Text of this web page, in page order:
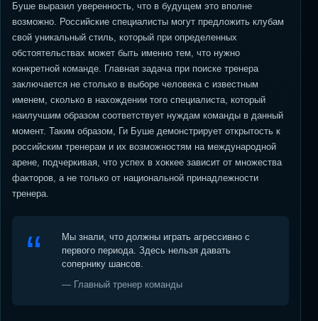
Буше выразил уверенность, что в будущем это вполне
возможно. Российские специалисты могут предложить клубам
свой уникальный стиль, который при определенных
обстоятельствах может быть именно тем, что нужно
конкретной команде. Главная задача при поиске тренера
заключается не столько в выборе человека с известным
именем, сколько в нахождении того специалиста, который
наилучшим образом соответствует нуждам команды в данный
момент. Таким образом, Ги Буше демонстрирует открытость к
российским тренерам и их возможностям на международной
арене, подчеркивая, что успех в хоккее зависит от множества
факторов, а не только от национальной принадлежности
тренера.
Мы знали, что должны играть агрессивно с
первого периода. Здесь нельзя давать
сопернику шансов.
— Главный тренер команды